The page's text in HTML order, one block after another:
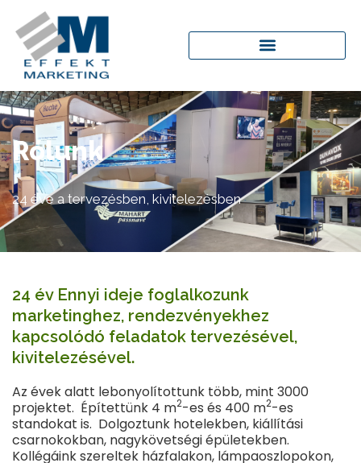
Rólunk
24 éve a tervezésben, kivitelezésben
24 év Ennyi ideje foglalkozunk
marketinghez, rendezvényekhez
kapcsolódó feladatok tervezésével,
kivitelezésével.
Az évek alatt lebonyolítottunk több, mint 3000
projektet. Építettünk 4 m2-es és 400 m2-es
standokat is. Dolgoztunk hotelekben, kiállítási
csarnokokban, nagykövetségi épületekben.
Kollégáink szereltek házfalakon, lámpaoszlopokon,